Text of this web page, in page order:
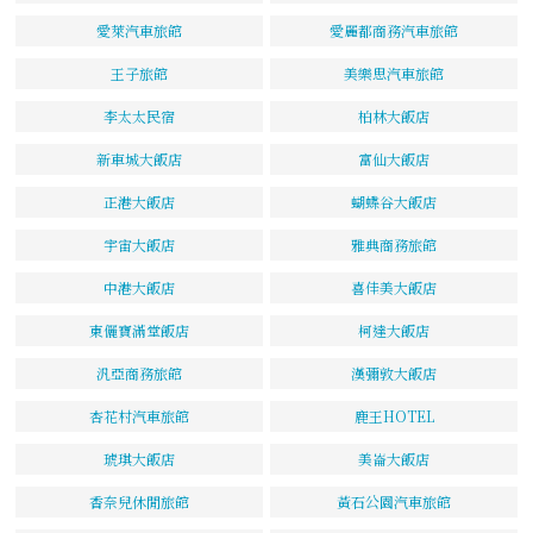
愛萊汽車旅館 愛麗都商務汽車旅館
王子旅館 美樂思汽車旅館
李太太民宿 柏林大飯店
新車城大飯店 富仙大飯店
正港大飯店 蝴蝶谷大飯店
宇宙大飯店 雅典商務旅館
中港大飯店 喜佳美大飯店
東儷寶滿堂飯店 柯達大飯店
汎亞商務旅館 漢彌敦大飯店
杏花村汽車旅館 鹿王HOTEL
琥琪大飯店 美崙大飯店
香奈兒休閒旅館 黃石公園汽車旅館